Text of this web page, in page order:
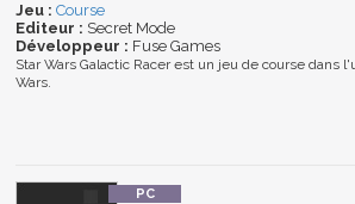
Jeu : Course
Editeur : Secret Mode
Développeur : Fuse Games
Star Wars Galactic Racer est un jeu de course dans
Wars.